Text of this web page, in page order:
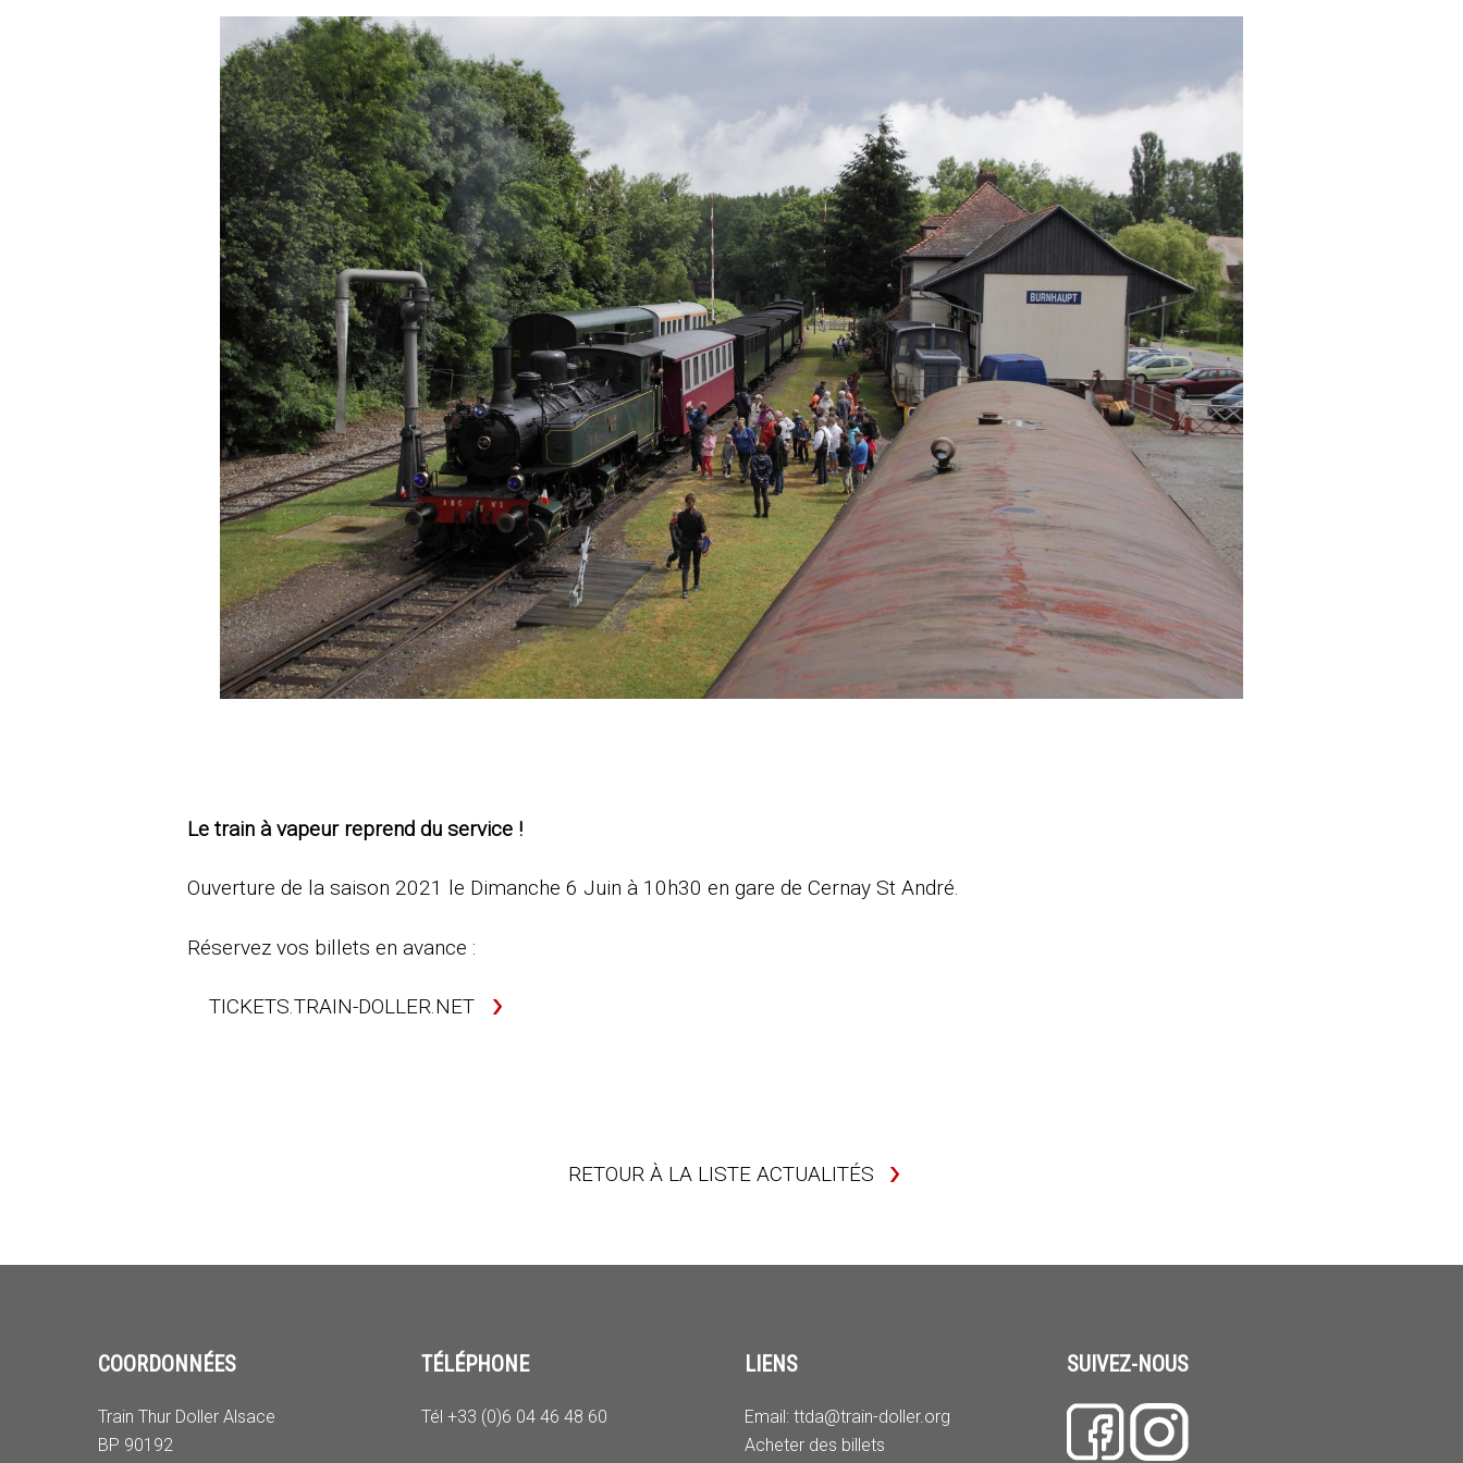
Le train à vapeur reprend du service !
Ouverture de la saison 2021 le Dimanche 6 Juin à 10h30 en gare de Cernay St André.
Réservez vos billets en avance :
TICKETS.TRAIN-DOLLER.NET
RETOUR À LA LISTE ACTUALITÉS
COORDONNÉES
Train Thur Doller Alsace
BP 90192
TÉLÉPHONE
Tél +33 (0)6 04 46 48 60
LIENS
Email: ttda@train-doller.org
Acheter des billets
SUIVEZ-NOUS